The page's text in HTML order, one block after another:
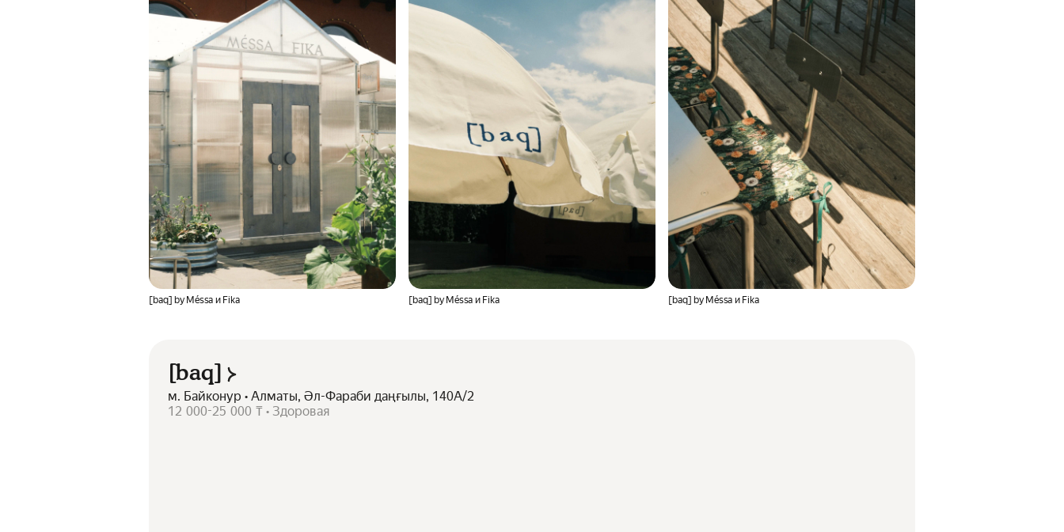
[baq] by Méssa и Fika [baq] by Méssa и Fika [baq] by Méssa и Fika
[baq]
м. Байконур • Алматы, Әл-Фараби даңғылы, 140А/2
12 000-25 000 ₸ • Здоровая